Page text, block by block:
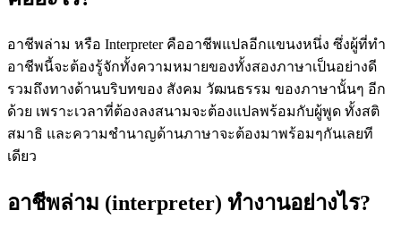
อาชีพล่าม หรือ Interpreter คืออาชีพแปลอีกแขนงหนึ่ง ซึ่งผู้ที่ทำ
อาชีพนี้จะต้องรู้จักทั้งความหมายของทั้งสองภาษาเป็นอย่างดี
รวมถึงทางด้านบริบทของ สังคม วัฒนธรรม ของภาษานั้นๆ อีก
ด้วย เพราะเวลาที่ต้องลงสนามจะต้องแปลพร้อมกับผู้พูด ทั้งสติ
สมาธิ และความชำนาญด้านภาษาจะต้องมาพร้อมๆกันเลยที
เดียว
อาชีพล่าม (interpreter) ทำงานอย่างไร?